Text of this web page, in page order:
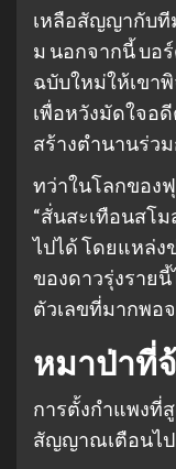
เหลือสัญญากับที
ม นอกจากนี้ บอ
ฉบับใหม่ให้เขา
เพื่อหวังมัดใจอ
สร้างตำนานร่ว
ทว่าในโลกของ
“สั่นสะเทือนสโ
ไปได้ โดยแหล่ง
ของดาวรุ่งรายนี้
ตัวเลขที่มากพอ
หมาป่าที่
การตั้งกำแพงที่
สัญญาณเตือนไป